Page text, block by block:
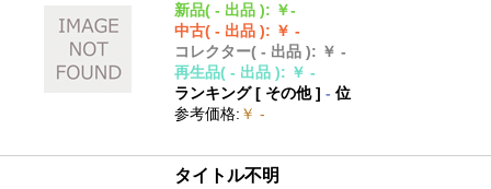
新品( - 出品 ): ￥-
中古( - 出品 ): ￥ -
コレクター( - 出品 ): ￥ -
再生品( - 出品 ): ￥ -
ランキング [ その他]- 位
参考価格: ￥ -
タイトル不明